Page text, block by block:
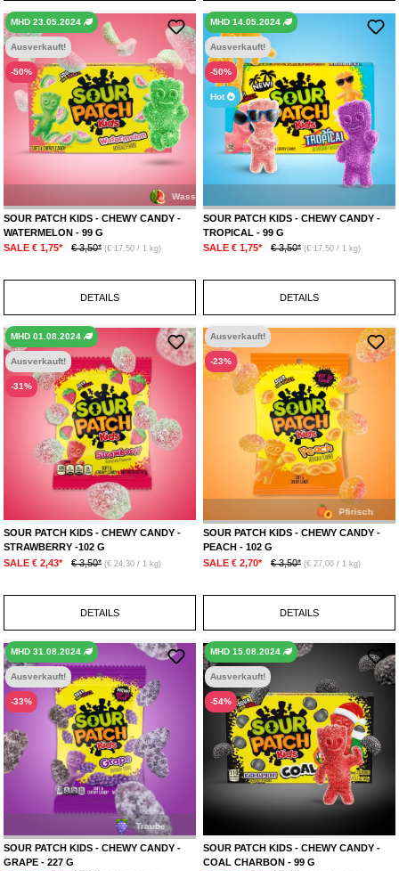
MHD 23.05.2024
Ausverkauft!
-50%
Wassermelone
SOUR PATCH KIDS - CHEWY CANDY -
WATERMELON - 99 G
SALE € 1,75*
€ 3,50* (€ 17,50 / 1 kg)
DETAILS
MHD 14.05.2024
Ausverkauft!
-50%
Hot
SOUR PATCH KIDS - CHEWY CANDY -
TROPICAL - 99 G
SALE € 1,75*
€ 3,50* (€ 17,50 / 1 kg)
DETAILS
MHD 01.08.2024
Ausverkauft!
-31%
SOUR PATCH KIDS - CHEWY CANDY -
STRAWBERRY -102 G
SALE € 2,43*
€ 3,50* (€ 24,30 / 1 kg)
DETAILS
Ausverkauft!
-23%
SOUR PATCH KIDS - CHEWY CANDY -
PEACH - 102 G
SALE € 2,70*
€ 3,50* (€ 27,00 / 1 kg)
DETAILS
MHD 31.08.2024
Ausverkauft!
-33%
SOUR PATCH KIDS - CHEWY CANDY -
GRAPE - 227 G
MHD 15.08.2024
Ausverkauft!
-54%
SOUR PATCH KIDS - CHEWY CANDY -
COAL CHARBON - 99 G